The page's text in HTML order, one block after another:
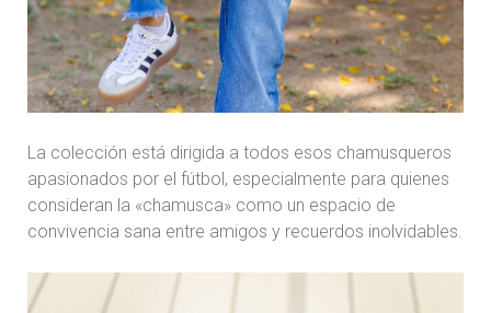
La colección está dirigida a todos esos chamusqueros
apasionados por el fútbol, especialmente para quienes
consideran la «chamusca» como un espacio de
convivencia sana entre amigos y recuerdos inolvidables.